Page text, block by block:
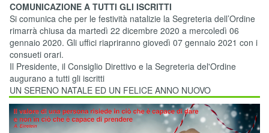
COMUNICAZIONE A TUTTI GLI ISCRITTI
Si comunica che per le festività natalizie la Segreteria dell’Ordine
rimarrà chiusa da martedì 22 dicembre 2020 a mercoledì 06
gennaio 2020. Gli uffici riapriranno giovedì 07 gennaio 2021 con i
consueti orari.
Il Presidente, il Consiglio Direttivo e la Segreteria del'Ordine
augurano a tutti gli iscritti
UN SERENO NATALE ED UN FELICE ANNO NUOVO